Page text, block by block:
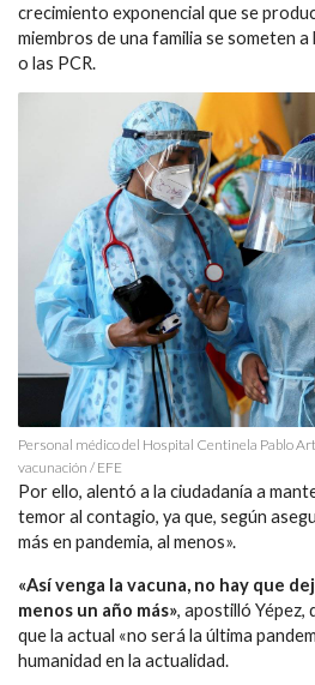
crecimiento exponencial que se
miembros de una familia se someten
o las PCR.
Personal médico del Hospital Centinela Pablo
vacunación / EFE
Por ello, alentó a la ciudadanía a
temor al contagio, ya que, según
más en pandemia, al menos».
«Así venga la vacuna, no hay que
menos un año más», apostilló Yépez,
que la actual «no será la última
humanidad en la actualidad.